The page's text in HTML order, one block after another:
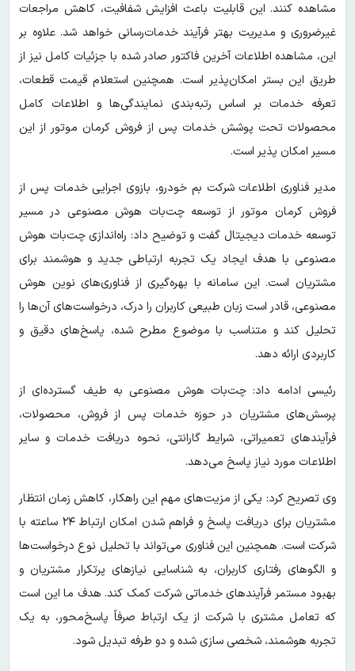
مشاهده کنند. این قابلیت باعث افزایش شفافیت، کاهش مراجعات
غیرضروری و مدیریت بهتر فرآیند خدمات‌رسانی خواهد شد. علاوه بر
این، مشاهده اطلاعات آخرین فاکتور صادر شده با جزئیات کامل نیز از
طریق این بستر امکان‌پذیر است. همچنین استعلام قیمت قطعات،
تعرفه خدمات بر اساس رتبه‌بندی نمایندگی‌ها و اطلاعات کامل
محصولات تحت پوشش خدمات پس از فروش کرمان موتور از این
مسیر امکان پذیر است.
مدیر فناوری اطلاعات شرکت بم خودرو، بازوی اجرایی خدمات پس از
فروش کرمان موتور از توسعه چت‌بات هوش مصنوعی در مسیر
توسعه خدمات دیجیتال گفت و توضیح داد: راه‌اندازی چت‌بات هوش
مصنوعی با هدف ایجاد یک تجربه ارتباطی جدید و هوشمند برای
مشتریان است. این سامانه با بهره‌گیری از فناوری‌های نوین هوش
مصنوعی، قادر است زبان طبیعی کاربران را درک، درخواست‌های آن‌ها را
تحلیل کند و متناسب با موضوع مطرح شده، پاسخ‌های دقیق و
کاربردی ارائه دهد.
رئیسی ادامه داد: چت‌بات هوش مصنوعی به طیف گسترده‌ای از
پرسش‌های مشتریان در حوزه خدمات پس از فروش، محصولات،
فرآیندهای تعمیراتی، شرایط گارانتی، نحوه دریافت خدمات و سایر
اطلاعات مورد نیاز پاسخ می‌دهد.
وی تصریح کرد: یکی از مزیت‌های مهم این راهکار، کاهش زمان انتظار
مشتریان برای دریافت پاسخ و فراهم شدن امکان ارتباط ۲۴ ساعته با
شرکت است. همچنین این فناوری می‌تواند با تحلیل نوع درخواست‌ها
و الگوهای رفتاری کاربران، به شناسایی نیازهای پرتکرار مشتریان و
بهبود مستمر فرآیندهای خدماتی شرکت کمک کند. هدف ما این است
که تعامل مشتری با شرکت از یک ارتباط صرفاً پاسخ‌محور، به یک
تجربه هوشمند، شخصی سازی شده و دو طرفه تبدیل شود.